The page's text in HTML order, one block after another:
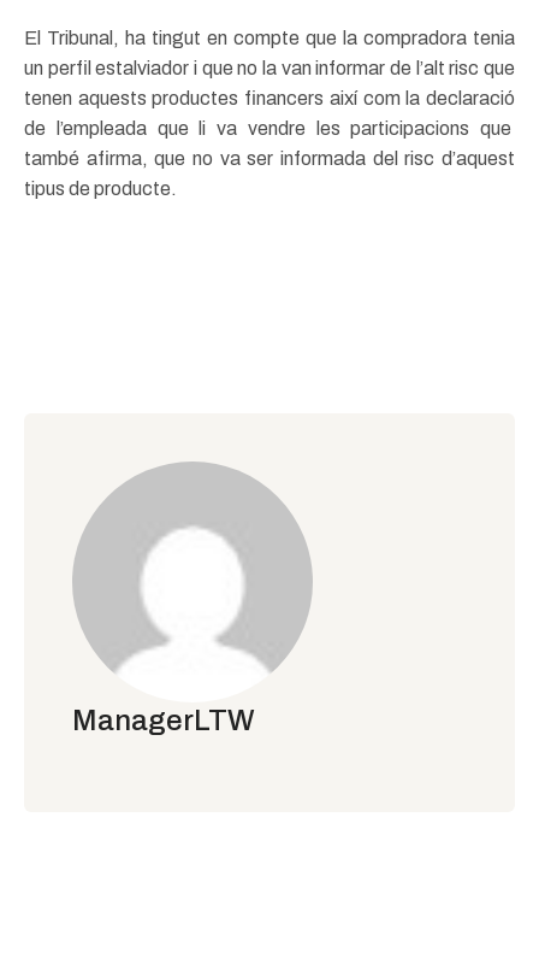
El Tribunal, ha tingut en compte que la compradora tenia
un perfil estalviador i que no la van informar de l’alt risc que
tenen aquests productes financers així com la declaració
de l’empleada que li va vendre les participacions que
també afirma, que no va ser informada del risc d’aquest
tipus de producte.
ManagerLTW